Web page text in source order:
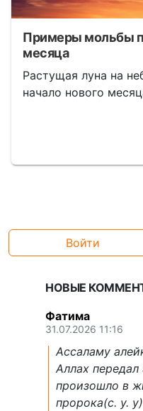
Примеры мольбы
месяца
Растущая луна на
начало нового
Войти
НОВЫЕ
Фатима
31.07.2026 11:16
Ассаламу
Аллах передал
произошло в
пророка(с. у.